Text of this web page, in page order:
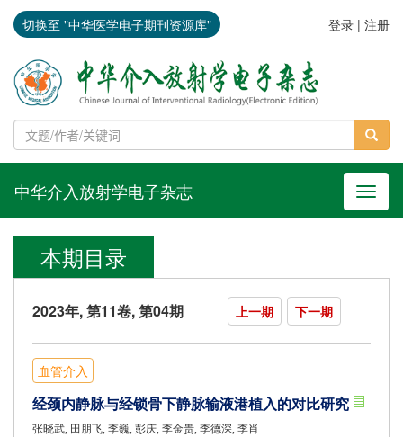
切换至 "中华医学电子期刊资源库" 登录 | 注册
导航
中华介入放射学电子杂志
本期目录
2023年, 第11卷, 第04期 上一期 下一期
血管介入
经颈内静脉与经锁骨下静脉输液港植入的对比研究
张晓武, 田朋飞, 李巍, 彭庆, 李金贵, 李德深, 李肖